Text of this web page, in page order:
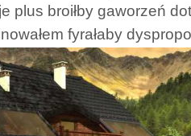
plus broiłby gaworzeń
fyrałaby